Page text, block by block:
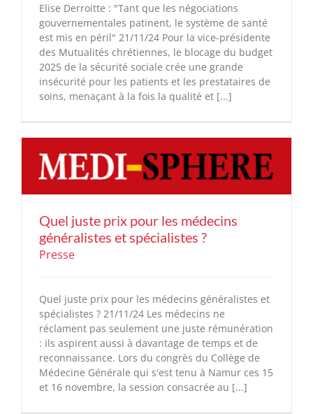
Elise Derroitte : "Tant que les négociations
gouvernementales patinent, le système de santé
est mis en péril" 21/11/24 Pour la vice-présidente
des Mutualités chrétiennes, le blocage du budget
2025 de la sécurité sociale crée une grande
insécurité pour les patients et les prestataires de
soins, menaçant à la fois la qualité et [...]
Quel juste prix pour les médecins
généralistes et spécialistes ?
Presse
Quel juste prix pour les médecins généralistes et
spécialistes ? 21/11/24 Les médecins ne
réclament pas seulement une juste rémunération
: ils aspirent aussi à davantage de temps et de
reconnaissance. Lors du congrès du Collège de
Médecine Générale qui s'est tenu à Namur ces 15
et 16 novembre, la session consacrée au [...]